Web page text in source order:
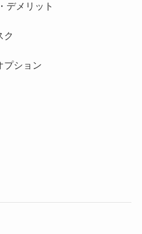
デメリット
ク
プション